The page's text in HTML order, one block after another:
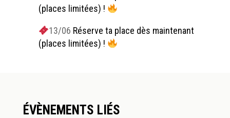
(places limitées) !
13/06 Réserve ta place dès maintenant
(places limitées) !
ÉVÈNEMENTS LIÉS